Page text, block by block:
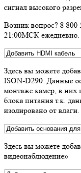
сигнал высокого
Возник вопрос? 8 800
21:00МСК ежедневно.
Здесь вы можете
ISON-D290. Данные
монтаже камер, в них
блока питания т.к.
изолировано от влаги.
Здесь вы можете
видеонаблюдение»